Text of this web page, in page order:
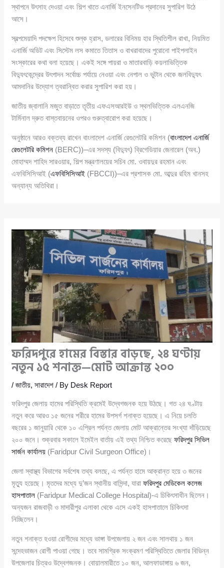
স্থাপনে উৎসাহ দেওয়া এবং শিল্প খাতে এনার্জি ইনসেনটিভ প্রদানের সুপারিশ উঠে
আসে।
স্বল্পমেয়াদি পদক্ষেপ হিসেবে শুল্ক হ্রাস, ডলারের বিনিময় হার স্থিতিশীল রাখা, নিয়মিত
এনার্জি অডিট এবং সিস্টেম লস কমাতে তিতাস ও বাখরাবাদের পুরোনো পাইপলাইন
সংস্কারের কথা বলা হয়েছে। একই সঙ্গে পায়রা ও মাতারবাড়ি কয়লাভিত্তিক
বিদ্যুৎকেন্দ্রের উৎপাদন সর্বোচ্চ পর্যায়ে নেওয়া এবং নেপাল ও ভুটান থেকে জলবিদ্যুৎ
আমদানির উদ্যোগ ত্বরান্বিত করার সুপারিশ করা হয়।
জাতীয় জ্বালানি মজুত বাড়াতে তৃতীয় এফএসআরইউ ও স্থলভিত্তিক এলএনজি
টার্মিনাল দ্রুত বাস্তবায়নের ওপরও গুরুত্বারোপ করা হয়েছে।
অনুষ্ঠানে আরও বক্তব্য রাখেন বাংলাদেশ এনার্জি রেগুলেটরি কমিশন (বাংলাদেশ এনার্জি
রেগুলেটরি কমিশন (BERC))–এর সদস্য (বিদ্যুৎ) ব্রিগেডিয়ার জেনারেল (অব.)
মোহাম্মদ শাহিদ সারওয়ার, শিল্প মন্ত্রণালয়ের সচিব মো. ওবায়দুর রহমান এবং
এফবিসিসিআই (এফবিসিসিআই (FBCCI))–এর প্রশাসক মো. আব্দুর রহিম খানসহ
অন্যান্য অতিথিরা।
ফরিদপুরে হামের বিস্তার বাড়ছে, ২৪ ঘণ্টায়
নতুন ১৫ শনাক্ত—মোট আক্রান্ত ২০০
/জাতীয়,সারাদেশ / By Desk Report
ফরিদপুর জেলায় হামের পরিস্থিতি ক্রমেই উদ্বেগজনক হয়ে উঠছে। গত ২৪ ঘণ্টায়
নতুন করে আরও ১৫ জনের শরীরে হামের উপসর্গ শনাক্ত হয়েছে। এ নিয়ে চলতি
বছরের ১ জানুয়ারি থেকে ১০ এপ্রিল পর্যন্ত জেলায় মোট আক্রান্তের সংখ্যা দাঁড়িয়েছে
২০০ জনে। শুক্রবার সকালে ইমেইল বার্তায় এই তথ্য নিশ্চিত করেছেফরিদপুর সিভিল
সার্জন কার্যালয় (Faridpur Civil Surgeon Office)।
জেলা স্বাস্থ্য বিভাগের সর্বশেষ তথ্য বলছে, এ পর্যন্ত হামে আক্রান্ত হয়ে ৩ জনের
মৃত্যু হয়েছে। মৃতদের মধ্যে দু’জন স্থানীয় বাসিন্দা, যারাফরিদপুর মেডিকেল কলেজ
হাসপাতাল (Faridpur Medical College Hospital)-এ চিকিৎসাধীন ছিলেন।
অন্যজন রাজবাড়ী ও মাদারীপুর এলাকা থেকে এসে একই হাসপাতালে চিকিৎসা
নিচ্ছিলেন।
নতুন শনাক্ত হওয়া রোগীদের মধ্যে ভাঙ্গা উপজেলায় ২ জন এবং সালথায় ১ জন
সন্দেহভাজন রোগী পাওয়া গেছে। তবে সামগ্রিক সংক্রমণ পরিস্থিতিতে জেলার বিভিন্ন
উপজেলার চিত্রও উদ্বেগজনক। বোয়ালমারীতে ১০ জন, আলফাডাঙ্গায় ৬ জন,